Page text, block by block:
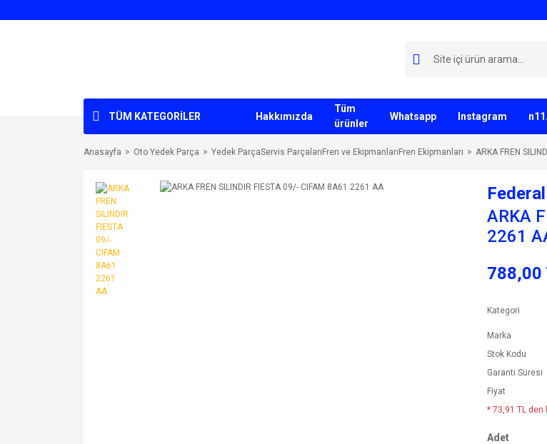
TÜM KATEGORİLER Hakkımızda
Tüm
ürünler
Whatsapp Instagram
Anasayfa Oto Yedek Parça Yedek ParçaServis ParçalarıFren ve EkipmanlarıFren Ekipmanları ARKA FREN
ARKA
2261
788,00
Kategori
Marka
Stok Kodu
Garanti Süresi
Fiyat
* 73,91 TL
Adet